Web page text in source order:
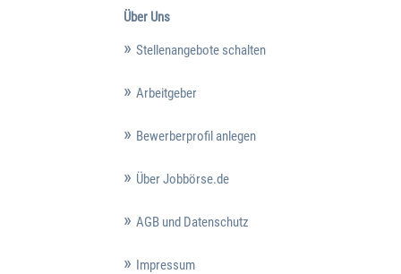
Über Uns
Stellenangebote schalten
Arbeitgeber
Bewerberprofil anlegen
Über Jobbörse.de
AGB und Datenschutz
Impressum